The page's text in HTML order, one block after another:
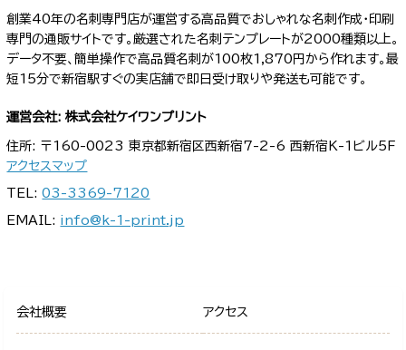
創業40年の名刺専門店が運営する高品質でおしゃれな名刺作成・印刷
専門の通販サイトです。厳選された名刺テンプレートが2000種類以上。
データ不要、簡単操作で高品質名刺が100枚1,870円から作れます。最
短15分で新宿駅すぐの実店舗で即日受け取りや発送も可能です。
運営会社: 株式会社ケイワンプリント
住所: 〒160-0023 東京都新宿区西新宿7-2-6 西新宿K-1ビル5F
アクセスマップ
TEL:03-3369-7120
EMAIL: info@k-1-print.jp
会社概要 アクセス